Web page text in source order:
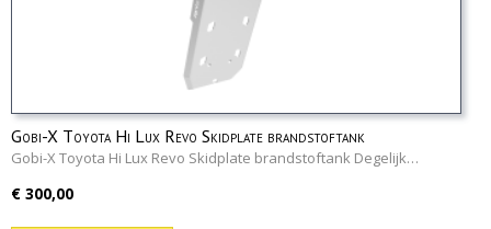
Gobi-X Toyota Hi Lux Revo Skidplate brandstoftank
Gobi-X Toyota Hi Lux Revo Skidplate brandstoftank Degelijk…
€ 300,00